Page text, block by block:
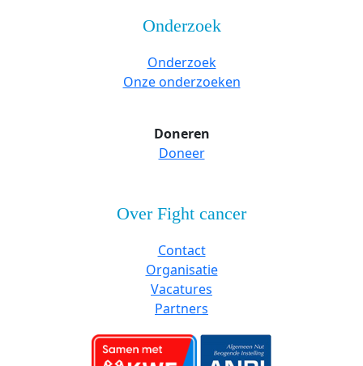
Onderzoek
Onderzoek
Onze onderzoeken
Doneren
Doneer
Over Fight cancer
Contact
Organisatie
Vacatures
Partners